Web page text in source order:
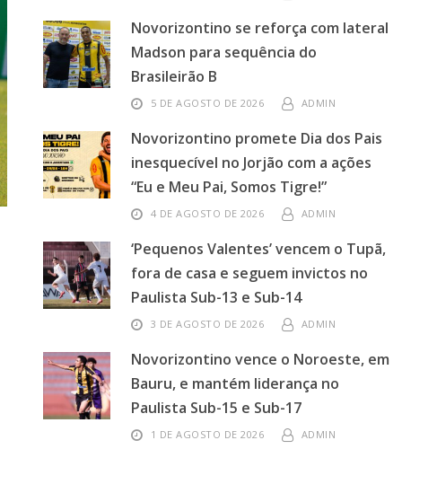
Novorizontino se reforça com lateral
Madson para sequência do
Brasileirão B
5 DE AGOSTO DE 2026 ADMIN
Novorizontino promete Dia dos Pais
inesquecível no Jorjão com a ações
“Eu e Meu Pai, Somos Tigre!”
4 DE AGOSTO DE 2026 ADMIN
‘Pequenos Valentes’ vencem o Tupã,
fora de casa e seguem invictos no
Paulista Sub-13 e Sub-14
3 DE AGOSTO DE 2026 ADMIN
Novorizontino vence o Noroeste, em
Bauru, e mantém liderança no
Paulista Sub-15 e Sub-17
1 DE AGOSTO DE 2026 ADMIN